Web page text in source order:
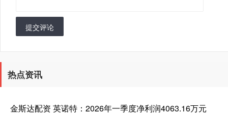
提交评论
热点资讯
金斯达配资 英诺特：2026年一季度净利润4063.16万元